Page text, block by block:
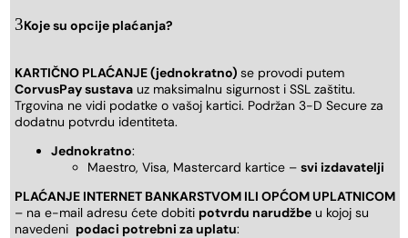
Koje su opcije plaćanja?
KARTIČNO PLAĆANJE (jednokratno) se provodi putem
CorvusPay sustava uz maksimalnu sigurnost i SSL zaštitu.
Trgovina ne vidi podatke o vašoj kartici. Podržan 3-D Secure za
dodatnu potvrdu identiteta.
Jednokratno:
Maestro, Visa, Mastercard kartice – svi izdavatelji
PLAĆANJE INTERNET BANKARSTVOM ILI OPĆOM UPLATNICOM
– na e-mail adresu ćete dobiti potvrdu narudžbe u kojoj su
navedeni podaci potrebni za uplatu: